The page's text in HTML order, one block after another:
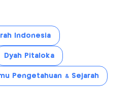
Indonesia
Dyah Pitaloka
Pengetahuan & Sejarah